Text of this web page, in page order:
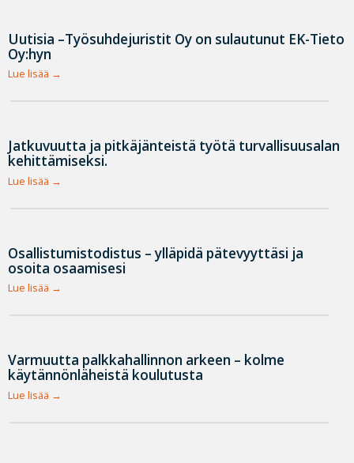
Uutisia –Työsuhdejuristit Oy on sulautunut EK-Tieto
Oy:hyn
Lue lisää
Jatkuvuutta ja pitkäjänteistä työtä turvallisuusalan
kehittämiseksi.
Lue lisää
Osallistumistodistus – ylläpidä pätevyyttäsi ja
osoita osaamisesi
Lue lisää
Varmuutta palkkahallinnon arkeen – kolme
käytännönläheistä koulutusta
Lue lisää